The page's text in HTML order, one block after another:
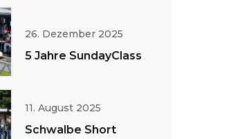
26. Dezember 2025
5 Jahre SundayClass
11. August 2025
Schwalbe Short